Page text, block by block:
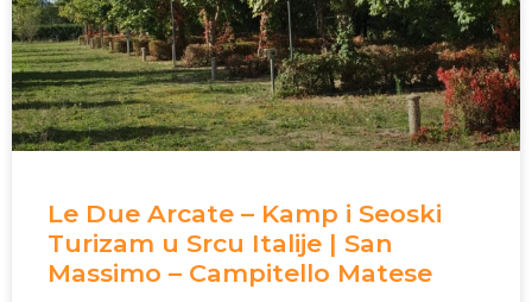
Le Due Arcate – Kamp i Seoski
Turizam u Srcu Italije | San
Massimo – Campitello Matese